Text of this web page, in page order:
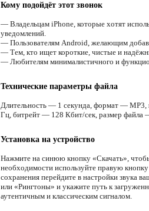
Кому подойдёт этот звонок
— Владельцам iPhone, которые хотят
уведомлений.
— Пользователям Android, желающим
— Тем, кто ищет короткие, чистые и
— Любителям минималистичного и
Технические параметры файла
Длительность — 1 секунда, формат —
Гц, битрейт — 128 Кбит/сек, размер
Установка на устройство
Нажмите на синюю кнопку «Скачать»,
необходимости используйте правую
сохранения перейдите в настройки звука
или «Рингтоны» и укажите путь к
аутентичным и классическим сигналом.